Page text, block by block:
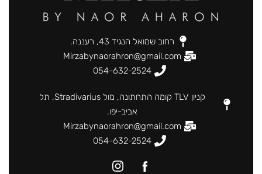
רחוב שמואל הנגיד 43, רעננה.
Mirzabynaorahron@gmail.com
054-632-2524
קניון TLV קומה התחתונה, מול Stradivarius, תל
אביב-יפו.
Mirzabynaorahron@gmail.com
054-632-2524